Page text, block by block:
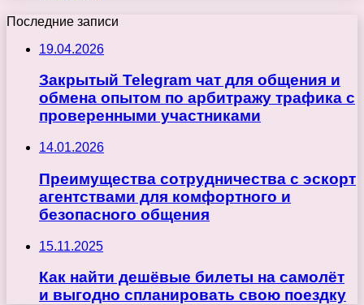
Последние записи
19.04.2026
Закрытый Telegram чат для общения и
обмена опытом по арбитражу трафика с
проверенными участниками
14.01.2026
Преимущества сотрудничества с эскорт
агентствами для комфортного и
безопасного общения
15.11.2025
Как найти дешёвые билеты на самолёт
и выгодно спланировать свою поездку